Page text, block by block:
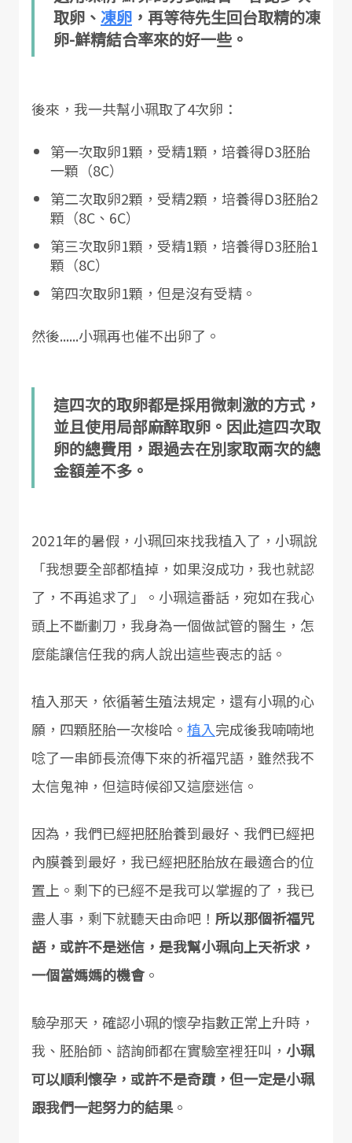
取卵、 凍卵 ，再等待先生回台取精的凍
卵-鮮精結合率來的好一些。
後來，我一共幫小珮取了4次卵：
第一次取卵1顆，受精1顆，培養得D3胚胎
一顆（8C）
第二次取卵2顆，受精2顆，培養得D3胚胎2
顆（8C、6C）
第三次取卵1顆，受精1顆，培養得D3胚胎1
顆（8C）
第四次取卵1顆，但是沒有受精。
然後......小珮再也催不出卵了。
這四次的取卵都是採用微刺激的方式，
並且使用局部麻醉取卵。因此這四次取
卵的總費用，跟過去在別家取兩次的總
金額差不多。
2021年的暑假，小珮回來找我植入了，小珮說
「我想要全部都植掉，如果沒成功，我也就認
了，不再追求了」。小珮這番話，宛如在我心
頭上不斷劃刀，我身為一個做試管的醫生，怎
麼能讓信任我的病人說出這些喪志的話。
植入那天，依循著生殖法規定，還有小珮的心
願，四顆胚胎一次梭哈。 植入完成後我喃喃地
唸了一串師長流傳下來的祈福咒語，雖然我不
太信鬼神，但這時候卻又這麼迷信。
因為，我們已經把胚胎養到最好、我們已經把
內膜養到最好，我已經把胚胎放在最適合的位
置上。剩下的已經不是我可以掌握的了，我已
盡人事，剩下就聽天由命吧！ 所以那個祈福咒
語，或許不是迷信，是我幫小珮向上天祈求，
一個當媽媽的機會。
驗孕那天，確認小珮的懷孕指數正常上升時，
我、胚胎師、諮詢師都在實驗室裡狂叫， 小珮
可以順利懷孕，或許不是奇蹟，但一定是小珮
跟我們一起努力的結果。